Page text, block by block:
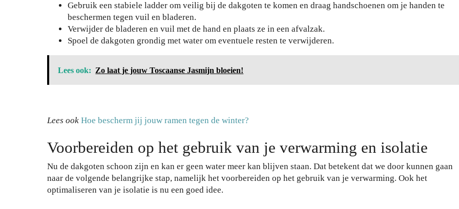
Gebruik een stabiele ladder om veilig bij de dakgoten te komen en draag handschoenen om je handen te
beschermen tegen vuil en bladeren.
Verwijder de bladeren en vuil met de hand en plaats ze in een afvalzak.
Spoel de dakgoten grondig met water om eventuele resten te verwijderen.
Lees ook: Zo laat je jouw Toscaanse Jasmijn bloeien!
Lees ook Hoe bescherm jij jouw ramen tegen de winter?
Voorbereiden op het gebruik van je verwarming en isolatie
Nu de dakgoten schoon zijn en kan er geen water meer kan blijven staan. Dat betekent dat we door kunnen gaan
naar de volgende belangrijke stap, namelijk het voorbereiden op het gebruik van je verwarming. Ook het
optimaliseren van je isolatie is nu een goed idee.